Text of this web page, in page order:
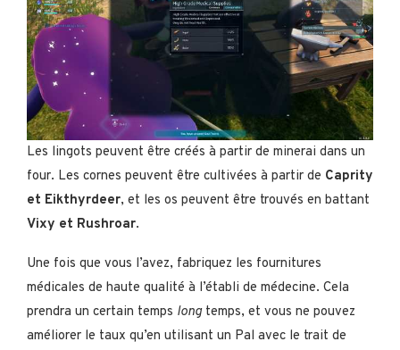
Les lingots peuvent être créés à partir de minerai dans un
four. Les cornes peuvent être cultivées à partir de Caprity
et Eikthyrdeer, et les os peuvent être trouvés en battant
Vixy et Rushroar.
Une fois que vous l’avez, fabriquez les fournitures
médicales de haute qualité à l’établi de médecine. Cela
prendra un certain temps longtemps, et vous ne pouvez
améliorer le taux qu’en utilisant un Pal avec le trait de